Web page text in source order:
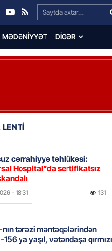
Search…
MƏDƏNIYYƏT DIGƏR
cərrahiyyə təhlükəsi:
Hospital”da sertifikatsız
- 18:31 131
nın tərəzi məntəqələrindən
ya yaşıl, vətəndaşa qırmızı